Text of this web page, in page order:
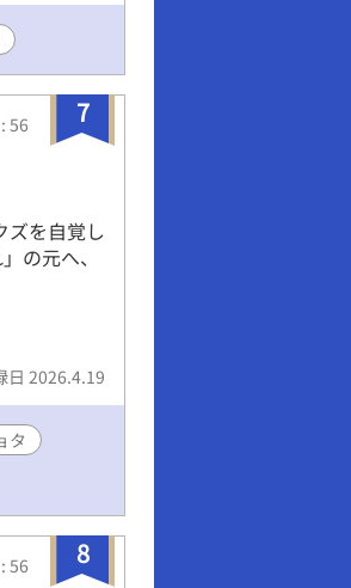
7
56
ズを自覚し
の元へ、
日 2026.4.19
タ
8
56